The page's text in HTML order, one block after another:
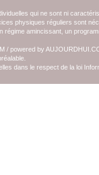
qui ne sont ni
physiques réguliers sont
amincissant, un
/ powered by
dans le respect de la loi